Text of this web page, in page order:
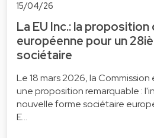
15/04/26
La EU Inc.: la
européenne pour un
sociétaire
Le 18 mars 2026, la
une proposition remarquable :
nouvelle forme sociétaire
E…